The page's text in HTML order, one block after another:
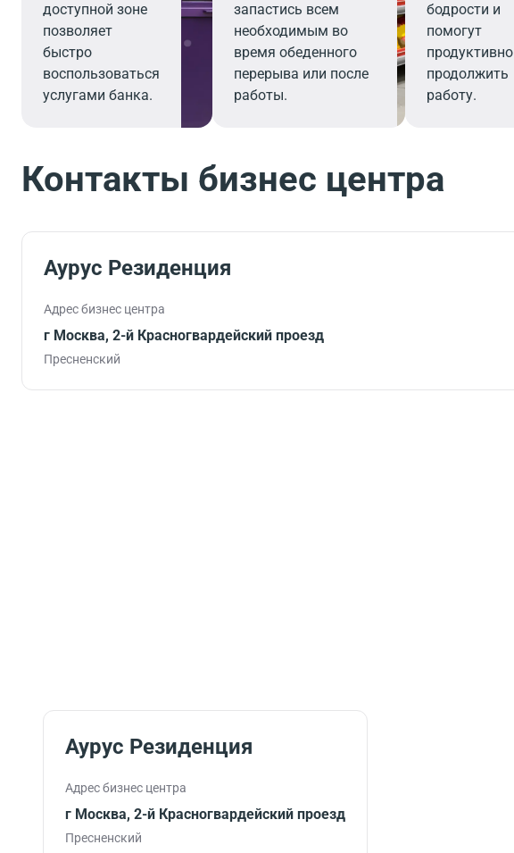
доступной зоне
позволяет
быстро
воспользоваться
услугами банка.
запастись всем
необходимым во
время обеденного
перерыва или после
работы.
бодрости и
помогут
продуктивно
продолжить
работу.
Контакты бизнес центра
Аурус Резиденция
Адрес бизнес центра
г Москва, 2-й Красногвардейский проезд
Пресненский
Аурус Резиденция
Адрес бизнес центра
г Москва, 2-й Красногвардейский проезд
Пресненский